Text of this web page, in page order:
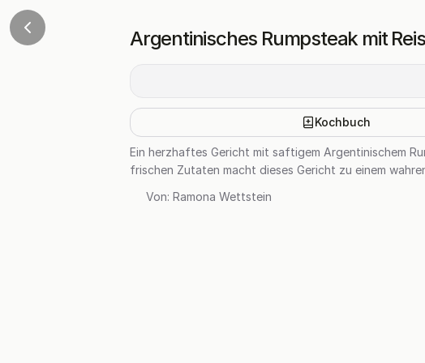
Argentinisches Rumpsteak mit
Kochbuch
Ein herzhaftes Gericht mit saftigem Argentinischem
frischen Zutaten macht dieses Gericht zu einem
Von: Ramona Wettstein